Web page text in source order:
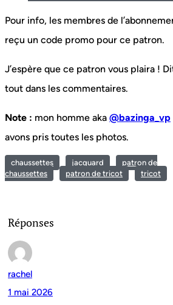
Pour info, les membres de
reçu un code promo pour ce patron.
J’espère que ce patron vous plaira !
tout dans les commentaires.
Note : mon homme aka @bazinga_vp
avons pris toutes les photos.
chaussettes jacquard
patron de
chaussettes
patron de tricot tricot
Réponses
rachel
1 mai 2026